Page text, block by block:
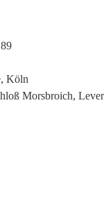
Köln
Morsbroich,